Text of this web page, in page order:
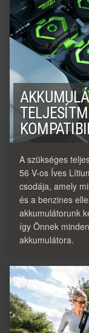
A szükséges
56 V-os Íves
csodája, amely
és a benzines
akkumulátorunk
így Önnek
akkumulátora.